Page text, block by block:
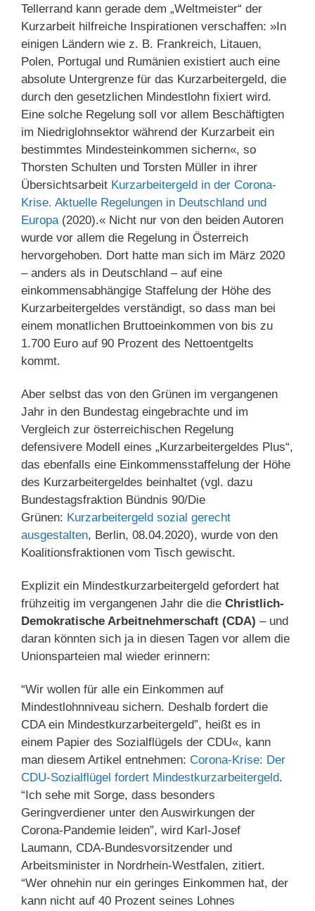
Tellerrand kann gerade dem „Weltmeister“ der
Kurzarbeit hilfreiche Inspirationen verschaffen: »In
einigen Ländern wie z. B. Frankreich, Litauen,
Polen, Portugal und Rumänien existiert auch eine
absolute Untergrenze für das Kurzarbeitergeld, die
durch den gesetzlichen Mindestlohn fixiert wird.
Eine solche Regelung soll vor allem Beschäftigten
im Niedriglohnsektor während der Kurzarbeit ein
bestimmtes Mindesteinkommen sichern«, so
Thorsten Schulten und Torsten Müller in ihrer
Übersichtsarbeit Kurzarbeitergeld in der Corona-
Krise. Aktuelle Regelungen in Deutschland und
Europa(2020).« Nicht nur von den beiden Autoren
wurde vor allem die Regelung in Österreich
hervorgehoben. Dort hatte man sich im März 2020
– anders als in Deutschland – auf eine
einkommensabhängige Staffelung der Höhe des
Kurzarbeitergeldes verständigt, so dass man bei
einem monatlichen Bruttoeinkommen von bis zu
1.700 Euro auf 90 Prozent des Nettoentgelts
kommt.
Aber selbst das von den Grünen im vergangenen
Jahr in den Bundestag eingebrachte und im
Vergleich zur österreichischen Regelung
defensivere Modell eines „Kurzarbeitergeldes Plus“,
das ebenfalls eine Einkommensstaffelung der Höhe
des Kurzarbeitergeldes beinhaltet (vgl. dazu
Bundestagsfraktion Bündnis 90/Die
Grünen: Kurzarbeitergeld sozial gerecht
ausgestalten, Berlin, 08.04.2020), wurde von den
Koalitionsfraktionen vom Tisch gewischt.
Explizit ein Mindestkurzarbeitergeld gefordert hat
frühzeitig im vergangenen Jahr die die Christlich-
Demokratische Arbeitnehmerschaft (CDA) – und
daran könnten sich ja in diesen Tagen vor allem die
Unionsparteien mal wieder erinnern:
“Wir wollen für alle ein Einkommen auf
Mindestlohnniveau sichern. Deshalb fordert die
CDA ein Mindestkurzarbeitergeld”, heißt es in
einem Papier des Sozialflügels der CDU«, kann
man diesem Artikel entnehmen: Corona-Krise: Der
CDU-Sozialflügel fordert Mindestkurzarbeitergeld.
“Ich sehe mit Sorge, dass besonders
Geringverdiener unter den Auswirkungen der
Corona-Pandemie leiden”, wird Karl-Josef
Laumann, CDA-Bundesvorsitzender und
Arbeitsminister in Nordrhein-Westfalen, zitiert.
“Wer ohnehin nur ein geringes Einkommen hat, der
kann nicht auf 40 Prozent seines Lohnes